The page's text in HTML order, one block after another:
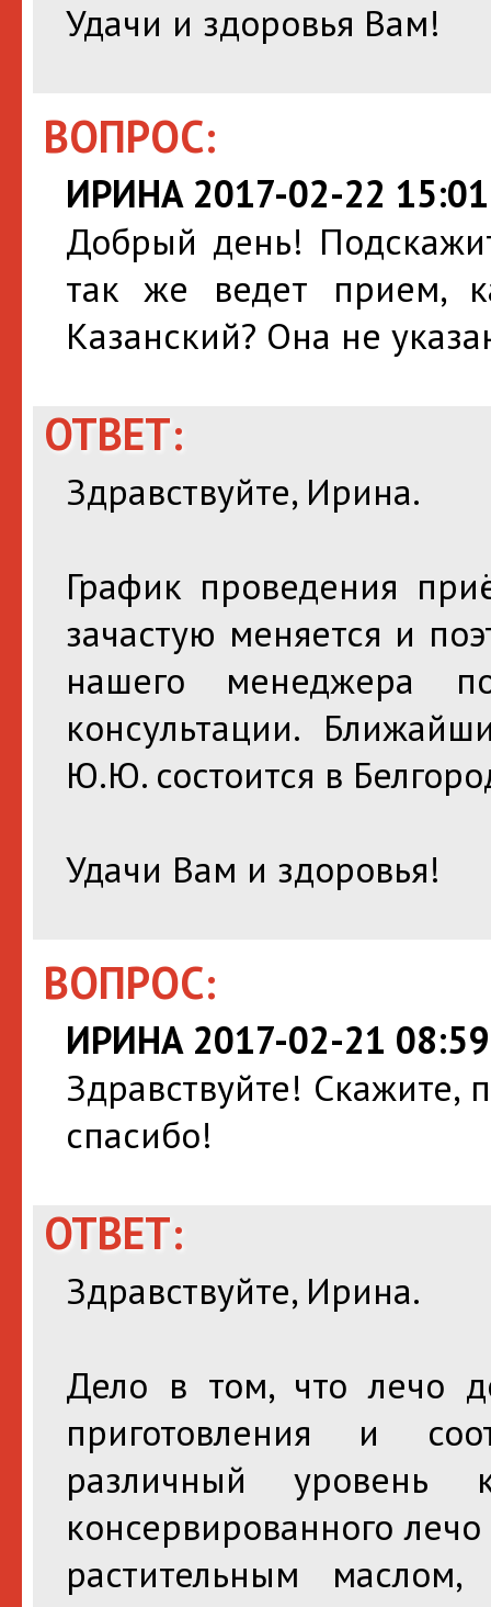
Удачи и здоровья Вам!
ВОПРОС:
ИРИНА 2017-02-22
Добрый день!
так же ведет прием,
Казанский? Она не
ОТВЕТ:
Здравствуйте, Ирина.
График проведения
зачастую меняется и
нашего менеджера
консультации.
Ю.Ю. состоится в
Удачи Вам и здоровья!
ВОПРОС:
ИРИНА 2017-02-21
Здравствуйте! Скажите,
спасибо!
ОТВЕТ:
Здравствуйте, Ирина.
Дело в том, что лечо
приготовления и
различный уровень
консервированного
растительным